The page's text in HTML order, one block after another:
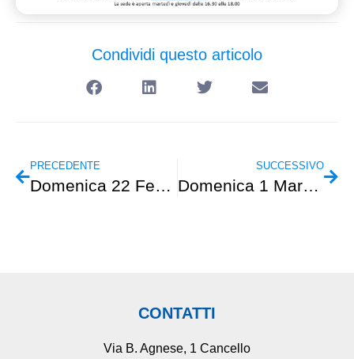
Condividi questo articolo
PRECEDENTE
Domenica 22 Febbraio – Alpinismo Giovanile – “Rifugio Sambugo-Lago della Tina”
SUCCESSIVO
Domenica 1 Marzo – CAI Giovani – “Anello del Monte Treggin”
CONTATTI
Via B. Agnese, 1 Cancello